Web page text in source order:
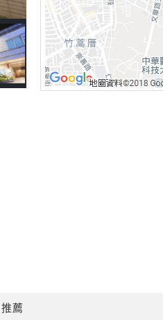
推薦